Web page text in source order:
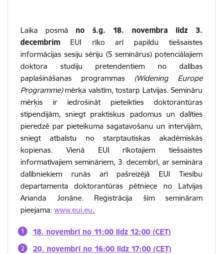
Laika posmā no š.g. 18. novembra līdz 3.
decembrim EUI rīko arī papildu tiešsaistes
informācijas sesiju sēriju (5 seminārus) potenciālajiem
doktora studiju pretendentiem no dalības
paplašināšanas programmas (Widening Europe
Programme)mērķa valstīm, tostarp Latvijas. Semināru
mērķis ir iedrošināt pieteikties doktorantūras
stipendijām, sniegt praktiskus padomus un dalīties
pieredzē par pieteikuma sagatavošanu un intervijām,
sniegt atbalstu no starptautiskas akadēmiskās
kopienas. Vienā EUI rīkotajiem tiešsaistes
informatīvajiem semināriem, 3. decembrī, ar semināra
dalībniekiem runās arī pašreizējā EUI Tiesību
departamenta doktorantūras pētniece no Latvijas
Arianda Jonāne. Reģistrācija šim semināram
pieejama: www.eui.eu.
18. novembrī no 11:00 līdz 12:00 (CET)
20. novembrī no 16:00 līdz 17:00 (CET)